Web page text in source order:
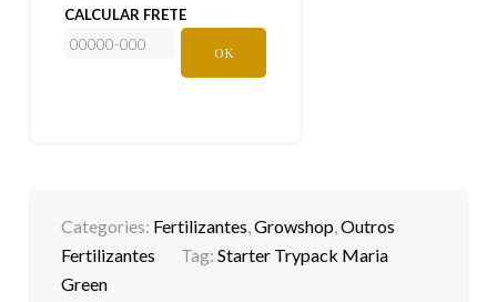
CALCULAR FRETE
OK
Categories: Fertilizantes,Growshop,Outros
Fertilizantes
Tag: Starter Trypack Maria
Green